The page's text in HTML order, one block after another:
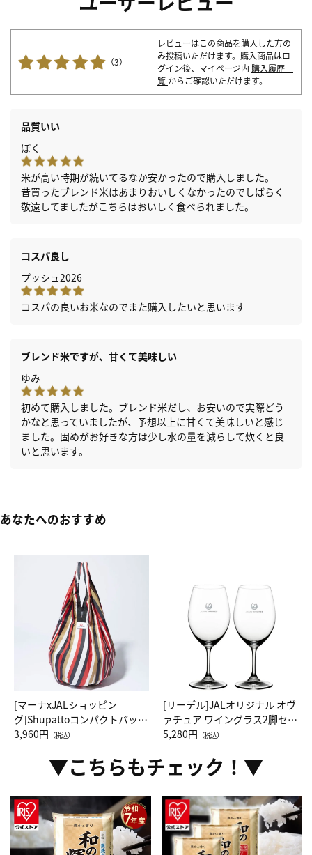
（3）
レビューはこの商品を購入した方の
み投稿いただけます。購入商品はロ
グイン後、マイページ内 購入履歴一
覧 からご確認いただけます。
品質いい
ぼく
米が高い時期が続いてるなか安かったので購入しました。
昔買ったブレンド米はあまりおいしくなかったのでしばらく
敬遠してましたがこちらはおいしく食べられました。
コスパ良し
プッシュ2026
コスパの良いお米なのでまた購入したいと思います
ブレンド米ですが、甘くて美味しい
ゆみ
初めて購入しました。ブレンド米だし、お安いので実際どう
かなと思っていましたが、予想以上に甘くて美味しいと感じ
ました。固めがお好きな方は少し水の量を減らして炊くと良
いと思います。
あなたへのおすすめ
[マーナxJALショッピン
グ]Shupattoコンパクトバッグ
Drop JAL客室乗務員（LC）ス
3,960円 （税込）
[リーデル]JALオリジナル オヴ
ァチュア ワイングラス2脚セッ
ト（レッドワイン）
5,280円 （税込）
▼こちらもチェック！▼